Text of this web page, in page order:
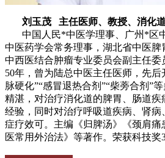
刘玉茂 主任医师、教授、消化道
中国人民*中医学理事、广州*区
中医药学会常务理事，湖北省中医脾
中西医结合肿瘤专业委员会副主任
50年，曾为陆总中医主任医师，先后
脉硬化”“感冒退热合剂”“柴蒡合剂”
精湛，对治疗消化道的脾胃、肠道
经验，同时对治疗呼吸道疾病、肾
症疗效可。主编《归脾汤》《颈肩痛
医常用外治法》等著作。荣获科技奖3